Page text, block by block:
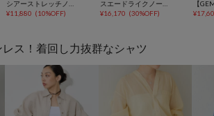
¥11,880 (10%OFF)
¥16,170 (30%OFF) ¥
レス！着回し力抜群なシャツ